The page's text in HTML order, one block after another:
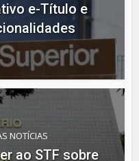
e-Título e
NOTÍCIAS
ao STF sobre